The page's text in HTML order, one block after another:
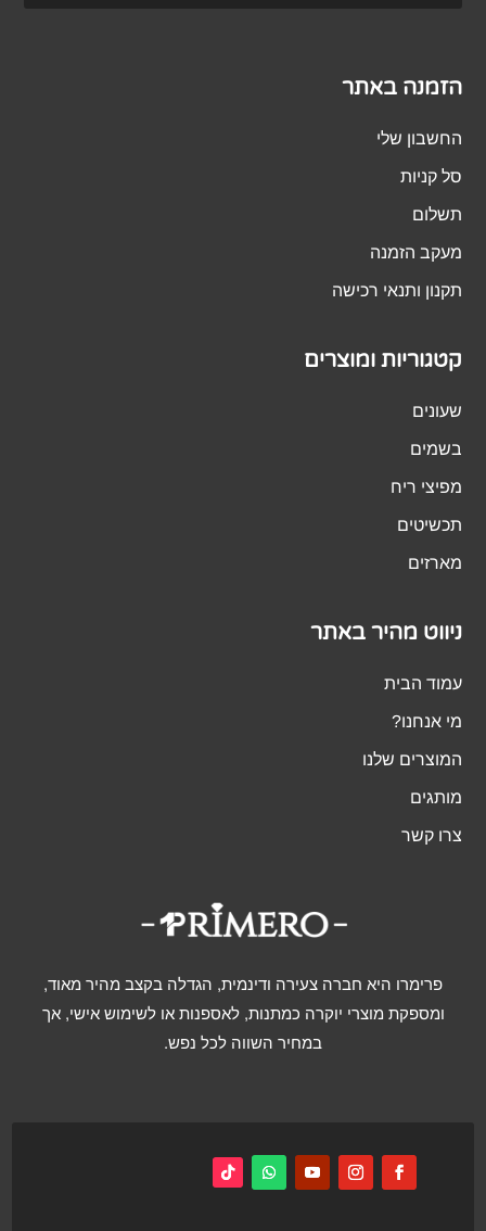
הזמנה באתר
החשבון שלי
סל קניות
תשלום
מעקב הזמנה
תקנון ותנאי רכישה
קטגוריות ומוצרים
שעונים
בשמים
מפיצי ריח
תכשיטים
מארזים
ניווט מהיר באתר
עמוד הבית
מי אנחנו?
המוצרים שלנו
מותגים
צרו קשר
פרימרו היא חברה צעירה ודינמית, הגדלה בקצב מהיר מאוד,
ומספקת מוצרי יוקרה כמתנות, לאספנות או לשימוש אישי, אך
במחיר השווה לכל נפש.